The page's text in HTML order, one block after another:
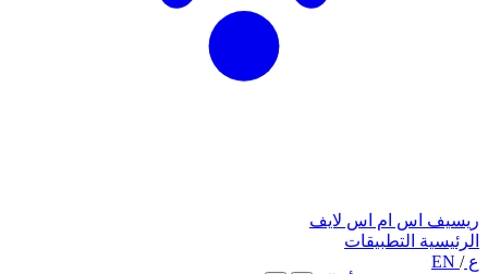
ريسيف اس ام اس لايف
الرئيسية التطبيقات
ع/